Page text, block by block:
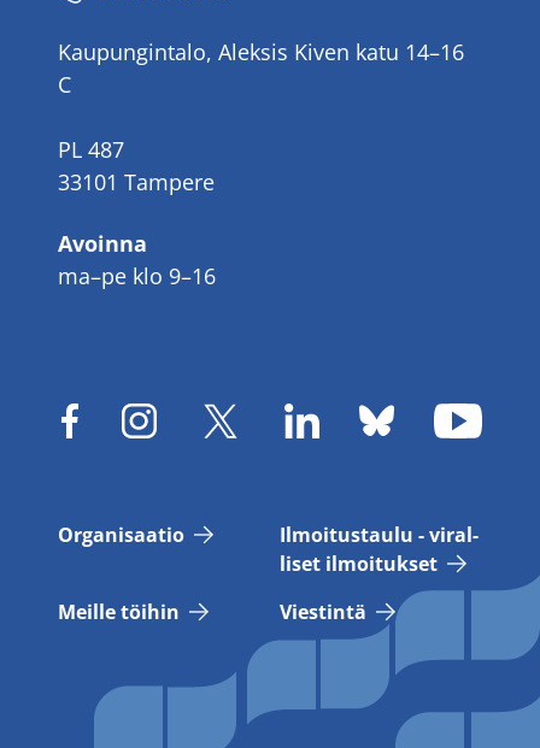
Kaupungintalo, Aleksis Kiven katu 14–16
C
PL 487
33101 Tampere
Avoinna
ma–pe klo 9–16
Or­ga­ni­saa­tio
Il­moi­tus­tau­lu - vi­ral­
li­set il­moi­tuk­set
Meil­le töi­hin
Vies­tin­tä